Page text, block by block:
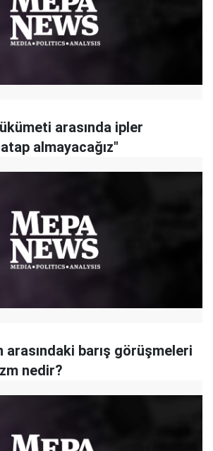
arasında ipler
almayacağız"
arasındaki barış görüşmeleri
nedir?